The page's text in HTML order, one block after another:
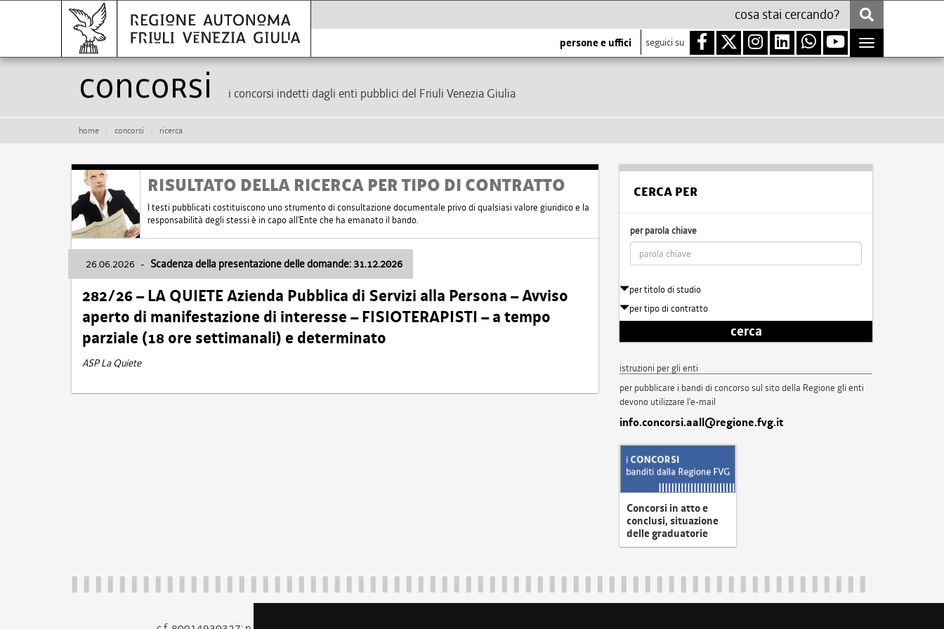
persone e uffici seguici su
Toggle
navigation
Concorsi i concorsi indetti dagli enti pubblici del Friuli Venezia Giulia
home concorsi ricerca
RISULTATO DELLA RICERCA PER TIPO DI CONTRATTO
I testi pubblicati costituiscono uno strumento di consultazione documentale privo di qualsiasi valore giuridico e la
responsabilità degli stessi è in capo all'Ente che ha emanato il bando.
26.06.2026 - Scadenza della presentazione delle domande: 31.12.2026
282/26 – LA QUIETE Azienda Pubblica di Servizi alla Persona – Avviso
aperto di manifestazione di interesse – FISIOTERAPISTI – a tempo
parziale (18 ore settimanali) e determinato
ASP La Quiete
CERCA PER
per parola chiave
per titolo di studio
per tipo di contratto
cerca
istruzioni per gli enti
per pubblicare i bandi di concorso sul sito della Regione gli enti
devono utilizzare l'e-mail
info.concorsi.aall@regione.fvg.it
Concorsi in atto e
conclusi, situazione
delle graduatorie